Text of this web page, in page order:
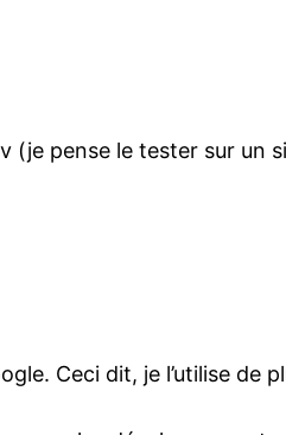
(je pense le tester sur un
Ceci dit, je l’utilise de